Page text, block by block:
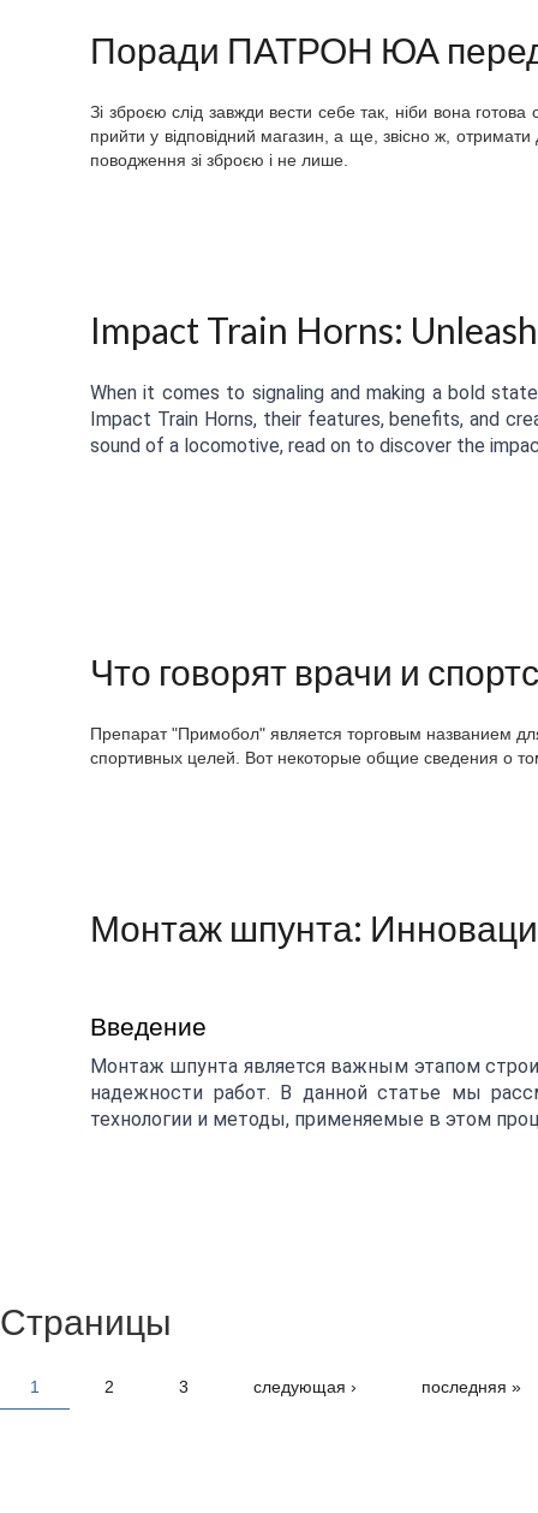
Поради ПАТРОН ЮА перед
Зі зброєю слід завжди вести себе так, ніби вона
прийти у відповідний магазин, а ще, звісно ж,
поводження зі зброєю і не лише.
Impact Train Horns:
When it comes to signaling and making a bold
Impact Train Horns, their features, benefits, and
sound of a locomotive, read on to discover the
Что говорят врачи и
Препарат "Примобол" является торговым названием
спортивных целей. Вот некоторые общие сведения о
Монтаж шпунта:
Введение
Монтаж шпунта является важным этапом
надежности работ. В данной статье мы
технологии и методы, применяемые в этом
Страницы
1 2 3 следующая › последняя »